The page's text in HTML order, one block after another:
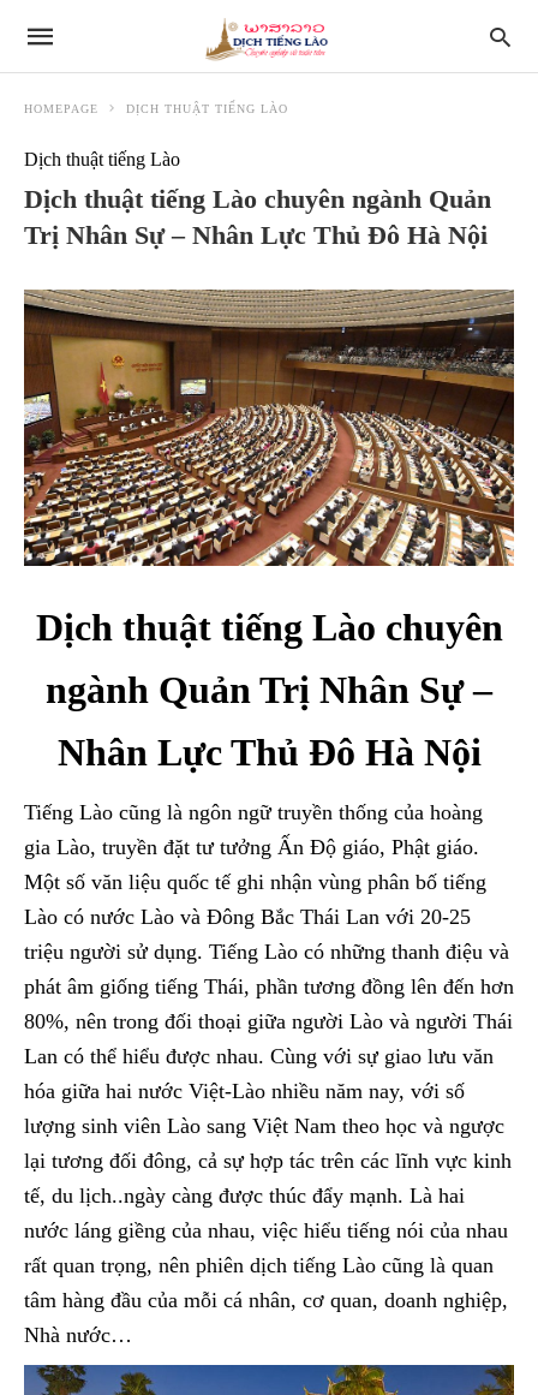
HOMEPAGE DỊCH THUẬT TIẾNG LÀO
Dịch thuật tiếng Lào
Dịch thuật tiếng Lào chuyên ngành Quản
Trị Nhân Sự – Nhân Lực Thủ Đô Hà Nội
Dịch thuật tiếng Lào chuyên
ngành Quản Trị Nhân Sự –
Nhân Lực Thủ Đô Hà Nội
Tiếng Lào cũng là ngôn ngữ truyền thống của hoàng
gia Lào, truyền đặt tư tưởng Ấn Độ giáo, Phật giáo.
Một số văn liệu quốc tế ghi nhận vùng phân bố tiếng
Lào có nước Lào và Đông Bắc Thái Lan với 20-25
triệu người sử dụng. Tiếng Lào có những thanh điệu và
phát âm giống tiếng Thái, phần tương đồng lên đến hơn
80%, nên trong đối thoại giữa người Lào và người Thái
Lan có thể hiểu được nhau. Cùng với sự giao lưu văn
hóa giữa hai nước Việt-Lào nhiều năm nay, với số
lượng sinh viên Lào sang Việt Nam theo học và ngược
lại tương đối đông, cả sự hợp tác trên các lĩnh vực kinh
tế, du lịch..ngày càng được thúc đẩy mạnh. Là hai
nước láng giềng của nhau, việc hiểu tiếng nói của nhau
rất quan trọng, nên phiên dịch tiếng Lào cũng là quan
tâm hàng đầu của mỗi cá nhân, cơ quan, doanh nghiệp,
Nhà nước…